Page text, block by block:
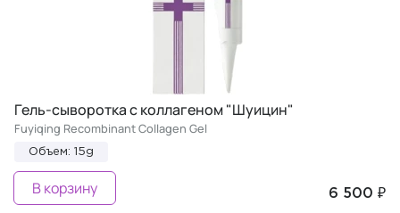
Гель-сыворотка с коллагеном "Шуицин"
Fuyiqing Recombinant Collagen Gel
Объем: 15g
6 500 ₽
В корзину